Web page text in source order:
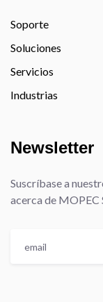
Soporte
Soluciones
Servicios
Industrias
Newsletter
Suscríbase a
acerca de MOPEC